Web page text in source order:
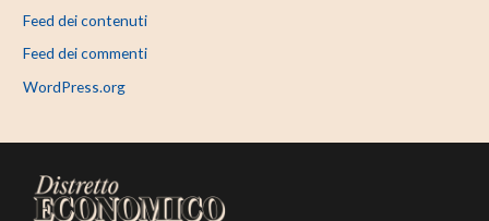
Feed dei contenuti
Feed dei commenti
WordPress.org